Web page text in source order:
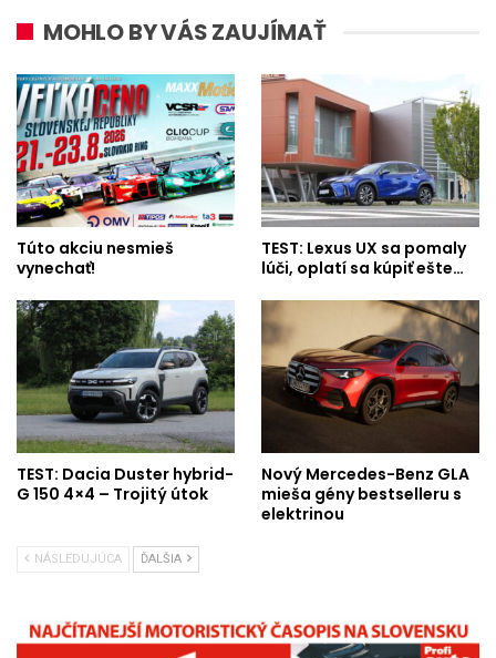
MOHLO BY VÁS ZAUJÍMAŤ
Túto akciu nesmieš
vynechať!
TEST: Lexus UX sa pomaly
lúči, oplatí sa kúpiť ešte…
TEST: Dacia Duster hybrid-
G 150 4×4 – Trojitý útok
Nový Mercedes-Benz GLA
mieša gény bestselleru s
elektrinou
NÁSLEDUJÚCA ĎALŠIA